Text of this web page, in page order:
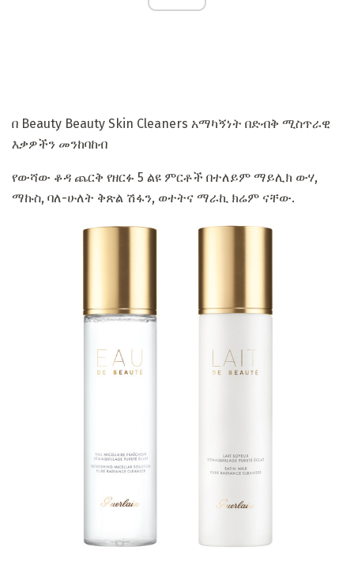
በ Beauty Beauty Skin Cleaners አማካኝነት በድብቅ ሚስጥራዊ
እቃዎችን መንከባከብ
የውሻው ቆዳ ጨርቅ የዘርፉ 5 ልዩ ምርቶች በተለይም ማይሊክ ውሃ,
ማኩስ, ባለ-ሁለት ቅጽል ሽፋን, ወተትና ማራኪ ክሬም ናቸው.